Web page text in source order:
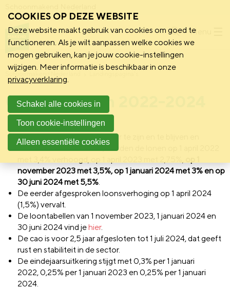
Menu
Schoonmakend Nederland
Cao afspraken 2022-2024
Om een aantrekkelijke sector te zijn en te blijven en
instroom te bevorderen, worden de lonen op 1 april 2022
november 2023 met 3,5%, op 1 januari 2024 met 3% en op
30 juni 2024 met 5,5%.
De eerder afgesproken loonsverhoging op 1 april 2024
(1,5%) vervalt.
De loontabellen van 1 november 2023, 1 januari 2024 en
30 juni 2024 vind jehier.
De cao is voor 2,5 jaar afgesloten tot 1 juli 2024, dat geeft
rust en stabiliteit in de sector.
De eindejaarsuitkering stijgt met 0,3% per 1 januari
2022, 0,25% per 1 januari 2023 en 0,25% per 1 januari
2024.
COOKIES OP DEZE WEBSITE
Deze website maakt gebruik van cookies om goed te
functioneren. Als je wilt aanpassen welke cookies we
mogen gebruiken, kan je jouw cookie-instellingen
wijzigen. Meer informatie is beschikbaar in onze
privacyverklaring.
Schakel alle cookies in
Toon cookie-instellingen
Alleen essentiële cookies